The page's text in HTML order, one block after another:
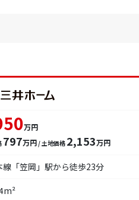
万円
797万円 / 土地価格 2,153万円
線「笠岡」駅から徒歩23分